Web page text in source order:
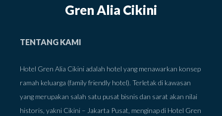
Gren Alia Cikini
TENTANG KAMI
Hotel Gren Alia Cikini adalah hotel yang menawarkan konsep
ramah keluarga (family friendly hotel). Terletak di kawasan
yang merupakan salah satu pusat bisnis dan sarat akan nilai
historis, yakni Cikini – Jakarta Pusat, menginap di Hotel Gren